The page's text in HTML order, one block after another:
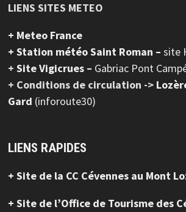
LIENS SITES METEO
+ Meteo France
+ Station météo Saint Roman – site
+ Site Vigicrues – Gabriac Pont
+ Conditions de circulation ->
Gard (inforoute30)
LIENS RAPIDES
+ Site de la CC Cévennes au Mont
+ Site de l’Office de Tourisme des